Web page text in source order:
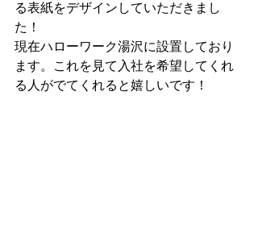
る表紙をデザインしていただきまし
た！
現在ハローワーク湯沢に設置しており
ます。これを見て入社を希望してくれ
る人がでてくれると嬉しいです！